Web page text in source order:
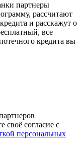
партнеры
рассчитают
и расскажут о
все
кредита вы
своё согласие с
персональных